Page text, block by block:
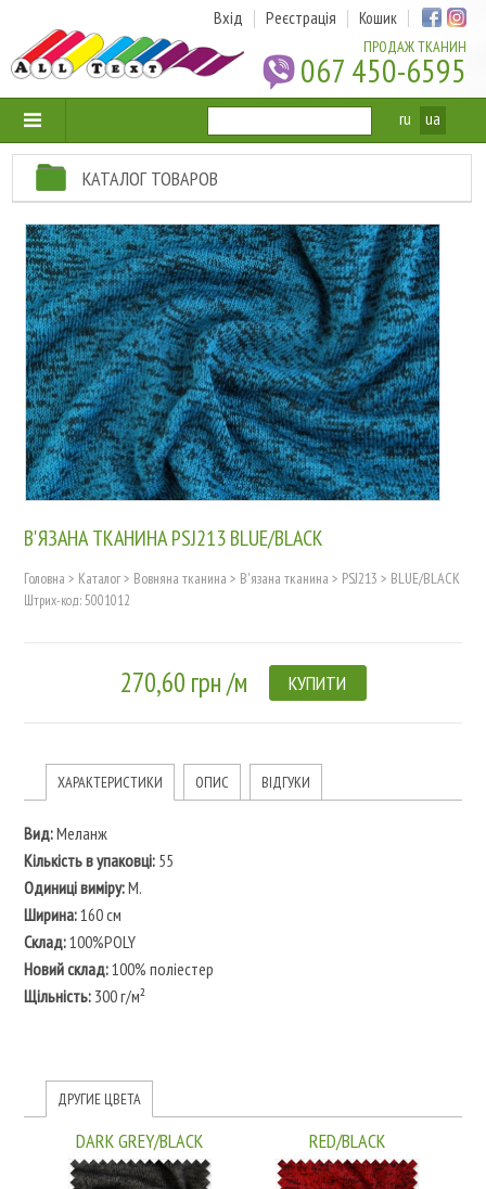
ПРОДАЖ ТКАНИН
067 450-6595
Вхід Реєстрація Кошик
ru ua
КАТАЛОГ ТОВАРОВ
В'ЯЗАНА ТКАНИНА PSJ213 BLUE/BLACK
Головна > Каталог> Вовняна тканина > В'язана тканина > PSJ213 > BLUE/BLACK
Штрих-код: 5001012
270,60 грн /м КУПИТИ
ХАРАКТЕРИСТИКИ ОПИС ВІДГУКИ
Вид:Меланж
Кількість в упаковці:55
Одиниці виміру:M.
Ширина:160 см
Склад:100%POLY
Новий склад:100% поліестер
Щільність:300 г/м²
ДРУГИЕ ЦВЕТА
DARK GREY/BLACK RED/BLACK